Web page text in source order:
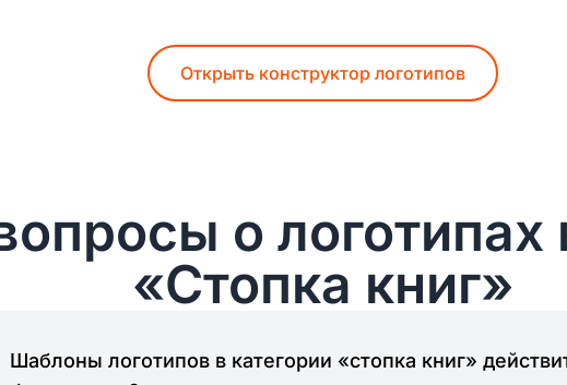
Открыть конструктор логотипов
о логотипах
«Стопка книг»
Шаблоны логотипов в категории «стопка книг»